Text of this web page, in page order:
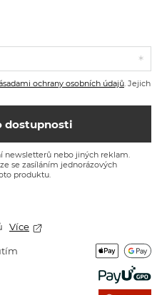
ochrany osobních údajů. Jejich
dostupnosti
newsletterů nebo jiných reklam.
se zasíláním jednorázových
produktu.
Více